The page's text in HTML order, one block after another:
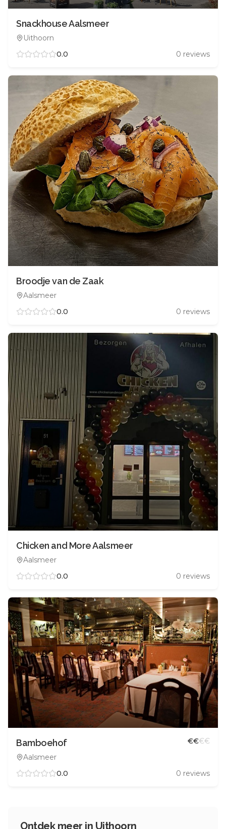
Snackhouse Aalsmeer
Uithoorn
0.0
0 reviews
Broodje van de Zaak
Aalsmeer
0.0
0 reviews
Chicken and More Aalsmeer
Aalsmeer
0.0
0 reviews
Bamboehof
Aalsmeer
€€€€
0.0 0 reviews
Ontdek meer in Uithoorn